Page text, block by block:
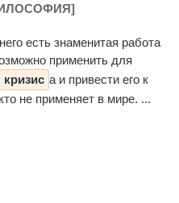
есть знаменитая работа
применить для
кризис а и привести его к
не применяет в мире. ...